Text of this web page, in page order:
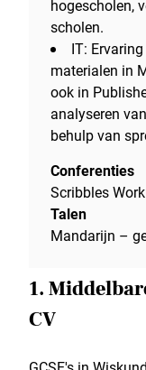
hogescholen,
scholen.
IT:
materialen in
ook in
analyseren
behulp van
Conferenties
Scribbles
Talen
Mandarijn –
1.
CV